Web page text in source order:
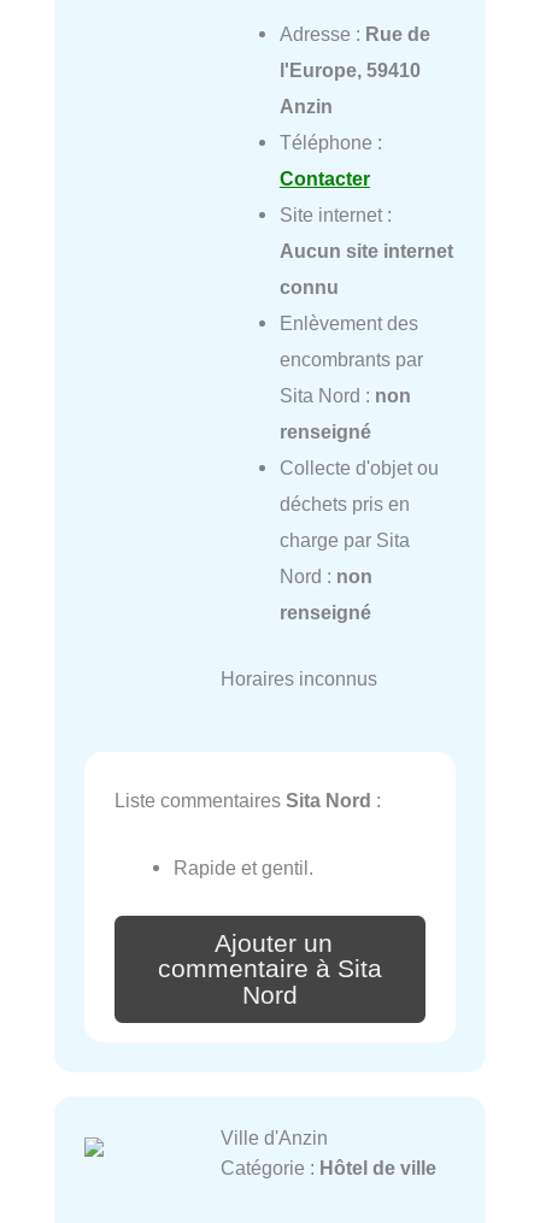
Adresse : Rue de
l'Europe, 59410
Anzin
Téléphone :
Contacter
Site internet :
Aucun site internet
connu
Enlèvement des
encombrants par
Sita Nord : non
renseigné
Collecte d'objet ou
déchets pris en
charge par Sita
Nord : non
renseigné
Horaires inconnus
Liste commentaires Sita Nord :
Rapide et gentil.
Ajouter un
commentaire à Sita
Nord
Ville d'Anzin
Catégorie : Hôtel de ville